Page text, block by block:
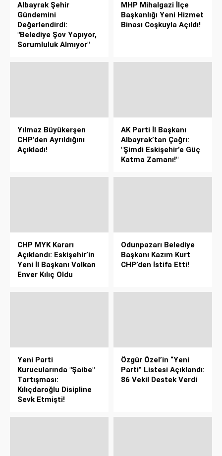
Albayrak Şehir
Gündemini
Değerlendirdi:
"Belediye Şov Yapıyor,
Sorumluluk Almıyor"
MHP Mihalgazi İlçe
Başkanlığı Yeni Hizmet
Binası Coşkuyla Açıldı!
Yılmaz Büyükerşen
CHP’den Ayrıldığını
Açıkladı!
AK Parti İl Başkanı
Albayrak’tan Çağrı:
"Şimdi Eskişehir’e Güç
Katma Zamanı!"
CHP MYK Kararı
Açıklandı: Eskişehir’in
Yeni İl Başkanı Volkan
Enver Kılıç Oldu
Odunpazarı Belediye
Başkanı Kazım Kurt
CHP’den İstifa Etti!
Yeni Parti
Kurucularında "Şaibe"
Tartışması:
Kılıçdaroğlu Disipline
Sevk Etmişti!
Özgür Özel’in “Yeni
Parti” Listesi Açıklandı:
86 Vekil Destek Verdi